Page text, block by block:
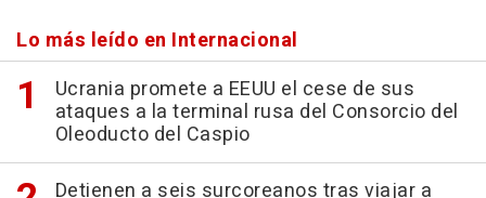
Lo más leído en Internacional
Ucrania promete a EEUU el cese de sus
ataques a la terminal rusa del Consorcio del
Oleoducto del Caspio
Detienen a seis surcoreanos tras viajar a